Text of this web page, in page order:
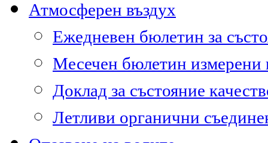
Атмосферен въздух
Ежедневен бюлетин за
Месечен бюлетин
Доклад за състояние
Летливи органични